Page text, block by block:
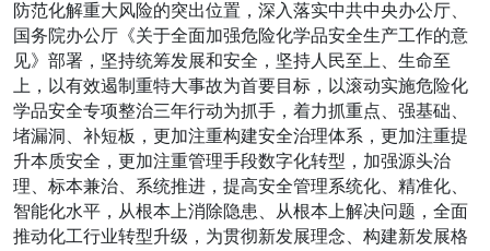
防范化解重大风险的突出位置，深入落实中共中央办公厅、
国务院办公厅《关于全面加强危险化学品安全生产工作的意
见》部署，坚持统筹发展和安全，坚持人民至上、生命至
上，以有效遏制重特大事故为首要目标，以滚动实施危险化
学品安全专项整治三年行动为抓手，着力抓重点、强基础、
堵漏洞、补短板，更加注重构建安全治理体系，更加注重提
升本质安全，更加注重管理手段数字化转型，加强源头治
理、标本兼治、系统推进，提高安全管理系统化、精准化、
智能化水平，从根本上消除隐患、从根本上解决问题，全面
推动化工行业转型升级，为贯彻新发展理念、构建新发展格